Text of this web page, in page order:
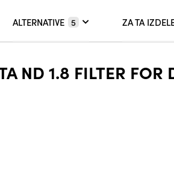
ALTERNATIVE 5 ZA TA
ND 1.8 FILTER